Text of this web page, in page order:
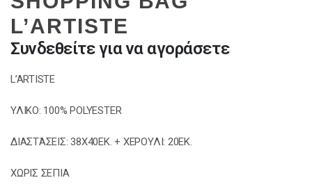
L’ARTISTE
Συνδεθείτε για να αγοράσετε
L’ARTISTE
ΥΛΙΚΟ: 100% POLYESTER
ΔΙΑΣΤΆΣΕΙΣ: 38X40EK. + ΧΕΡΟΥΛΙ: 20EK.
ΧΩΡΙΣ ΣΕΠΙΑ